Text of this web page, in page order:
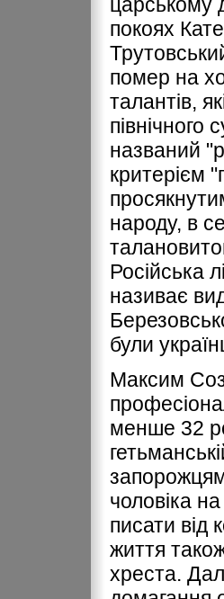
покоях
помер на
талантів,
північного
названий
критерієм
народу, в
Російська
називає
були
Максим
менше 32
чоловіка
писати від
життя
хреста.